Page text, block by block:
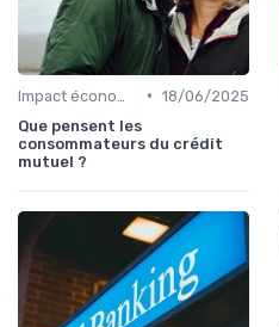
• 18/06/2025
Que pensent les
consommateurs du crédit
mutuel ?